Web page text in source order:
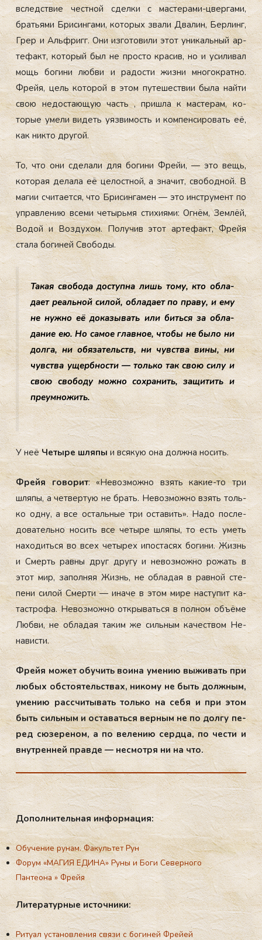
вследс­твие чес­тной сдел­ки с мас­те­рами-цвер­га­ми,
брать­ями Бри­син­га­ми, ко­торых зва­ли Два­лин, Бер­линг,
Грер и Аль­фригг. Они из­го­тови­ли этот уни­каль­ный ар­
те­факт, ко­торый был не прос­то кра­сив, но и уси­ливал
мощь бо­гини люб­ви и ра­дос­ти жиз­ни мно­гок­ратно.
Фрейя, цель ко­торой в этом пу­тешес­твии бы­ла най­ти
свою не­дос­та­ющую часть , приш­ла к мас­те­рам, ко­
торые уме­ли ви­деть у­яз­ви­мость и ком­пенси­ровать её,
как ник­то дру­гой.
То, что они сде­лали для бо­гини Фрейи, — это вещь,
ко­торая де­лала её це­лос­тной, а зна­чит, сво­бод­ной. В
ма­гии счи­та­ет­ся, что Бри­син­га­мен — это инс­тру­мент по
уп­равле­нию все­ми че­тырь­мя сти­хи­ями: Ог­нём, Зем­лёй,
Во­дой и Воз­ду­хом. По­лучив этот ар­те­факт, Фрейя
ста­ла бо­гиней Сво­боды.
Та­кая сво­бода дос­тупна лишь то­му, кто об­ла­
да­ет ре­аль­ной си­лой, об­ла­да­ет по пра­ву, и ему
не нуж­но её до­казы­вать или бить­ся за об­ла­
дание ею. Но са­мое глав­ное, что­бы не бы­ло ни
дол­га, ни обя­затель­ств, ни чувс­тва ви­ны, ни
чувс­тва ущер­бнос­ти — толь­ко так свою си­лу и
свою сво­боду мож­но сох­ра­нить, за­щитить и
пре­ум­но­жить.
У неёЧе­тыре шля­пыи вся­кую она дол­жна но­сить.
Фрейя го­ворит: «Не­воз­можно взять ка­кие-то три
шля­пы, а чет­вертую не брать. Не­воз­можно взять толь­
ко од­ну, а все ос­таль­ные три ос­та­вить». На­до пос­ле­
дова­тель­но но­сить все че­тыре шля­пы, то есть уметь
на­ходить­ся во всех че­тырех ипос­та­сях бо­гини. Жизнь
и Смерть рав­ны друг дру­гу и не­воз­можно ро­жать в
этот мир, за­пол­няя Жизнь, не об­ла­дая в рав­ной сте­
пени си­лой Смер­ти — ина­че в этом ми­ре нас­ту­пит ка­
тас­тро­фа. Не­воз­можно от­кры­вать­ся в пол­ном объ­ёме
Люб­ви, не об­ла­дая та­ким же силь­ным ка­чес­твом Не­
навис­ти.
Фрейя мо­жет обу­чить во­ина уме­нию вы­живать при
лю­бых об­сто­ятель­ствах, ни­кому не быть дол­жным,
уме­нию рас­счи­тывать толь­ко на се­бя и при этом
быть силь­ным и ос­та­вать­ся вер­ным не по дол­гу пе­
ред сю­зере­ном, а по ве­лению сер­дца, по чес­ти и
внут­ренней прав­де — нес­мотря ни на что.
До­пол­ни­тель­ная ин­фор­ма­ция:
Обучение рунам. Факультет Рун
Форум «МАГИЯ ЕДИНА»Руны и Боги Северного
Пантеона»Фрейя
Ли­те­ра­тур­ные ис­точ­ни­ки:
Ритуал установления связи с богиней Фрейей